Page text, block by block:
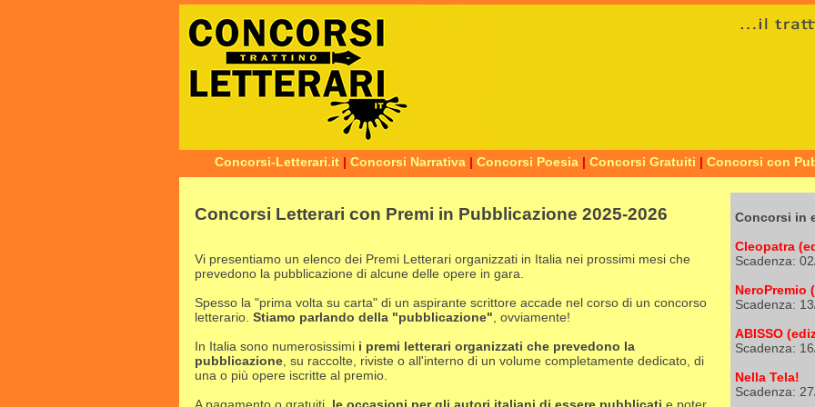
Concorsi-Letterari.it | Concorsi Narrativa | Concorsi Poesia | Concorsi Gratuiti | Concorsi con
Concorsi Letterari con Premi in Pubblicazione 2025-2026
Vi presentiamo un elenco dei Premi Letterari organizzati in Italia nei prossimi mesi che
prevedono la pubblicazione di alcune delle opere in gara.
Spesso la "prima volta su carta" di un aspirante scrittore accade nel corso di un concorso
letterario. Stiamo parlando della "pubblicazione" , ovviamente!
In Italia sono numerosissimi i premi letterari organizzati che prevedono la
pubblicazione , su raccolte, riviste o all'interno di un volume completamente dedicato, di
una o più opere iscritte al premio.
A pagamento o gratuiti, le occasioni per gli autori italiani di essere pubblicati e poter
Concorsi in
Cleopatra
Scadenza:
NeroPremio
Scadenza:
ABISSO
Scadenza:
Nella Tela!
Scadenza: